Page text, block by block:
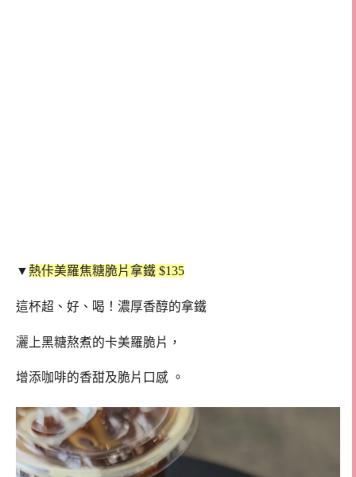
▼熱佧美羅焦糖脆片拿鐵 $135
這杯超、好、喝！濃厚香醇的拿鐵
灑上黑糖熬煮的卡美羅脆片，
增添咖啡的香甜及脆片口感 。